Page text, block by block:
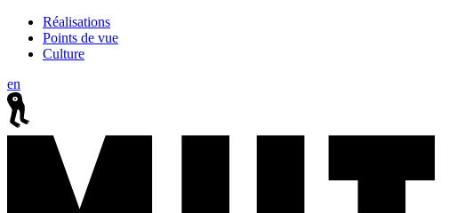
Réalisations
Points de vue
Culture
en